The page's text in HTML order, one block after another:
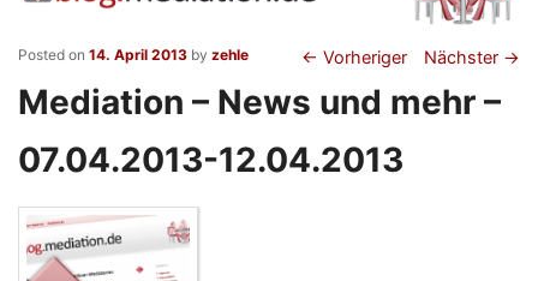
← Vorheriger Nächster →
Mediation – News und mehr –
07.04.2013-12.04.2013
Posted on 14. April 2013 by zehle